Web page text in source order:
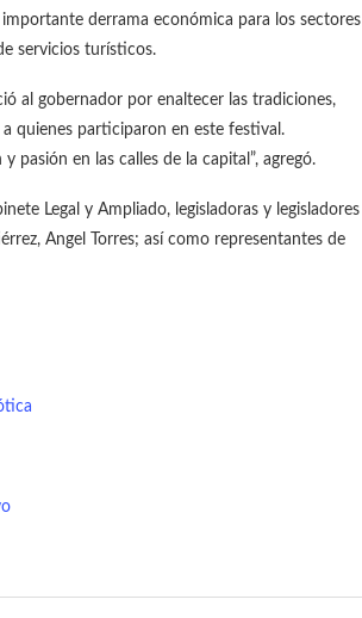
derrama económica para los sectores
servicios turísticos.
al gobernador por enaltecer las tradiciones,
quienes participaron en este festival.
pasión en las calles de la capital”, agregó.
Legal y Ampliado, legisladoras y legisladores
Angel Torres; así como representantes de